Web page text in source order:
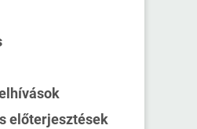
előterjesztések